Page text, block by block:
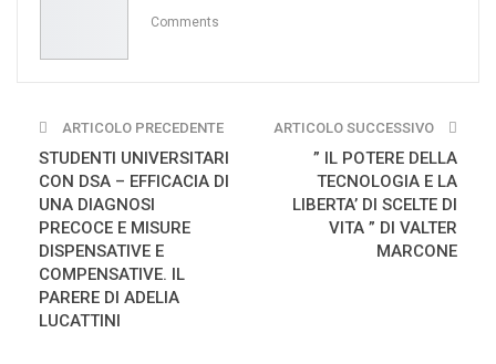
Comments
ARTICOLO PRECEDENTE
STUDENTI UNIVERSITARI
CON DSA – EFFICACIA DI
UNA DIAGNOSI
PRECOCE E MISURE
DISPENSATIVE E
COMPENSATIVE. IL
PARERE DI ADELIA
LUCATTINI
ARTICOLO SUCCESSIVO
” IL POTERE DELLA
TECNOLOGIA E LA
LIBERTA’ DI SCELTE DI
VITA ” DI VALTER
MARCONE